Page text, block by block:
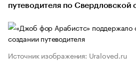
путеводителя по Свердловской
Источник изображения: Uraloved.ru